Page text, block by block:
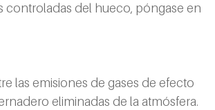
controladas del hueco, póngase en
las emisiones de gases de efecto
eliminadas de la atmósfera.